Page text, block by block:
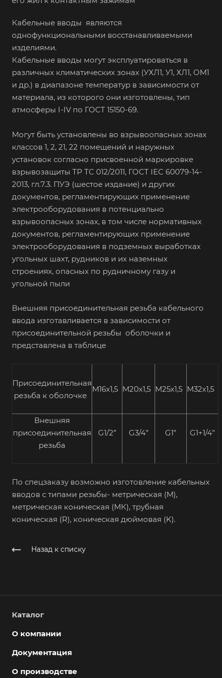
Кабельные вводы являются
однофункциональными восстанавливаемыми
изделиями.
Кабельные вводы могут эксплуатироваться в
различных климатических зонах (УХЛ1, У1, ХЛ1, ОМ1
и др.) в диапазоне температур в зависимости от
материала, из которого они изготовлены, тип
атмосферы I-IV по ГОСТ 15150-69.
Могут быть установлены во взрывоопасных зонах
классов 1, 2, 21, 22 помещений и наружных
установок согласно присвоенной маркировке
взрывозащиты ТР ТС 012/2011, ГОСТ IEC 60079-14-
2013, гл.7.3. ПУЭ (шестое издание) и других
документов, регламентирующих применение
электрооборудования в потенциально
взрывоопасных зонах, в том числе нормативных
документов, регламентирующих применение
электрооборудования в подземных выработках
угольных шахт, рудников и их наземных
строениях, опасных по рудничному газу и
угольной пыли
Внешняя присоединительная резьба кабельного
ввода изготавливается в зависимости от
присоединительной резьбы оболочки и
представлена в таблице
Присоединительная
резьба к оболочке
М16х1,5 М20х1,5 М25х1,5 М32х1,5
Внешняя
присоединительная
резьба
G1/2” G3/4” G1” G1+1/4”
По спецзаказу возможно изготовление кабельных
вводов с типами резьбы- метрическая (М),
метрическая коническая (МК), трубная
коническая (R), коническая дюймовая (K).
Назад к списку
Каталог
О компании
Документация
О производстве